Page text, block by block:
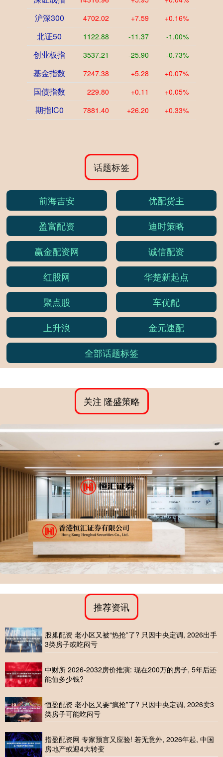
沪深300 4702.02 +7.59 +0.16%
北证50 1122.88 -11.37 -1.00%
创业板指 3537.21 -25.90 -0.73%
基金指数 7247.38 +5.28 +0.07%
国债指数 229.80 +0.11 +0.05%
期指IC0 7881.40 +26.20 +0.33%
话题标签
前海吉安
优配货主
盈富配资
迪时策略
赢金配资网
诚信配资
红股网
华楚新起点
聚点股
车优配
上升浪
金元速配
全部话题标签
关注 隆盛策略
推荐资讯
股巢配资 老小区又被“热抢”了? 只因中央定调, 2026出手
3类房子或吃闷亏
中财所 2026-2032房价推演: 现在200万的房子, 5年后还
能值多少钱?
恒盈配资 老小区又要“疯抢”了? 只因中央定调, 2026卖3
类房子可能吃闷亏
指盈配资网 专家预言又应验! 若无意外, 2026年起, 中国
房地产或迎4大转变